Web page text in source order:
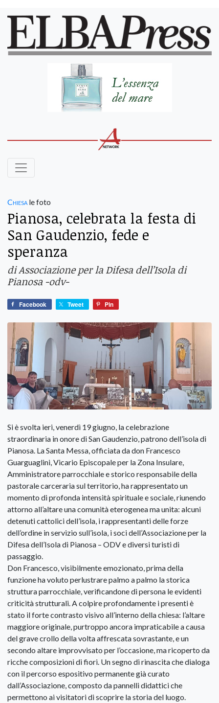
Chiesa le foto
Pianosa, celebrata la festa di
San Gaudenzio, fede e
speranza
di Associazione per la Difesa dell’Isola di
Pianosa -odv-
Facebook Tweet Pin
Si è svolta ieri, venerdì 19 giugno, la celebrazione
straordinaria in onore di San Gaudenzio, patrono dell’isola di
Pianosa. La Santa Messa, officiata da don Francesco
Guarguaglini, Vicario Episcopale per la Zona Insulare,
Amministratore parrocchiale e storico responsabile della
pastorale carceraria sul territorio, ha rappresentato un
momento di profonda intensità spirituale e sociale, riunendo
attorno all’altare una comunità eterogenea ma unita: alcuni
detenuti cattolici dell’isola, i rappresentanti delle forze
dell’ordine in servizio sull’isola, i soci dell’Associazione per la
Difesa dell’Isola di Pianosa – ODV e diversi turisti di
passaggio.
Don Francesco, visibilmente emozionato, prima della
funzione ha voluto perlustrare palmo a palmo la storica
struttura parrocchiale, verificandone di persona le evidenti
criticità strutturali. A colpire profondamente i presenti è
stato il forte contrasto visivo all’interno della chiesa: l’altare
maggiore originale, purtroppo ancora impraticabile a causa
del grave crollo della volta affrescata sovrastante, e un
secondo altare improvvisato per l’occasione, ma ricoperto da
ricche composizioni di fiori. Un segno di rinascita che dialoga
con il percorso espositivo permanente già curato
dall’Associazione, composto da pannelli didattici che
permettono ai visitatori di scoprire la storia del luogo.